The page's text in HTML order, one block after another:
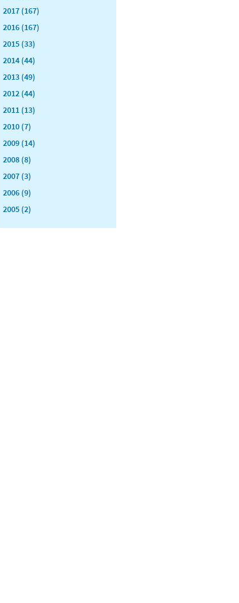
2017 (167)
2016 (167)
2015 (33)
2014 (44)
2013 (49)
2012 (44)
2011 (13)
2010 (7)
2009 (14)
2008 (8)
2007 (3)
2006 (9)
2005 (2)